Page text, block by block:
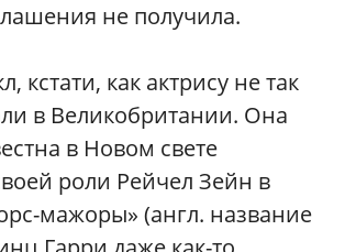
не получила.
кстати, как актрису не так
в Великобритании. Она
в Новом свете
роли Рейчел Зейн в
мажоры» (англ. название